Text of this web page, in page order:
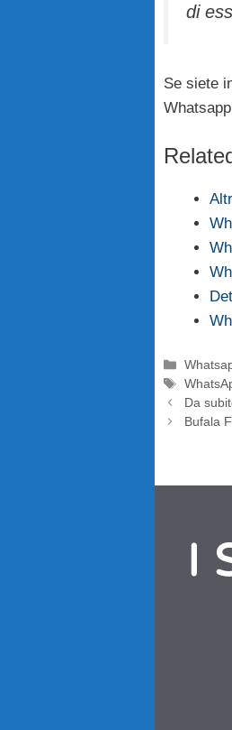
di
Se siete
Tag
Da
Bufala